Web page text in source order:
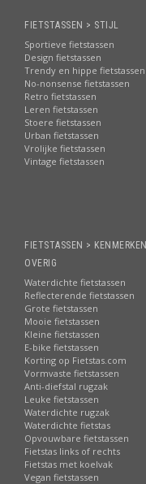
FIETSTASSEN > STIJL
Sportieve fietstassen
Design fietstassen
Trendy en hippe fietstassen
No-nonsense fietstassen
Retro fietstassen
Leren fietstassen
Stoere fietstassen
Urban fietstassen
Vrolijke fietstassen
Vintage fietstassen
FIETSTASSEN > KENMERKEN
OVERIG
Waterdichte fietstassen
Reflecterende fietstassen
Grote fietstassen
Mooie fietstassen
Kleine fietstassen
E-bike fietstassen
Korting op Fietstas.com
Vormvaste fietstassen
Anti-diefstal rugzak
Leuke fietstassen
Waterdichte rugzak
Waterdichte fietstas
Opvouwbare fietstassen
Fietstas links of rechts
Fietstas met koelvak
Vegan fietstassen